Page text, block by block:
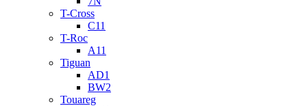
T-Cross
C11
T-Roc
A11
Tiguan
AD1
BW2
Touareg